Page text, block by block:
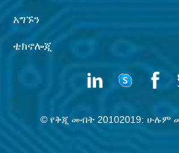
አግኙን
ቴክኖሎጂ
© የቅጂ መብት 20102019: ሁሉም